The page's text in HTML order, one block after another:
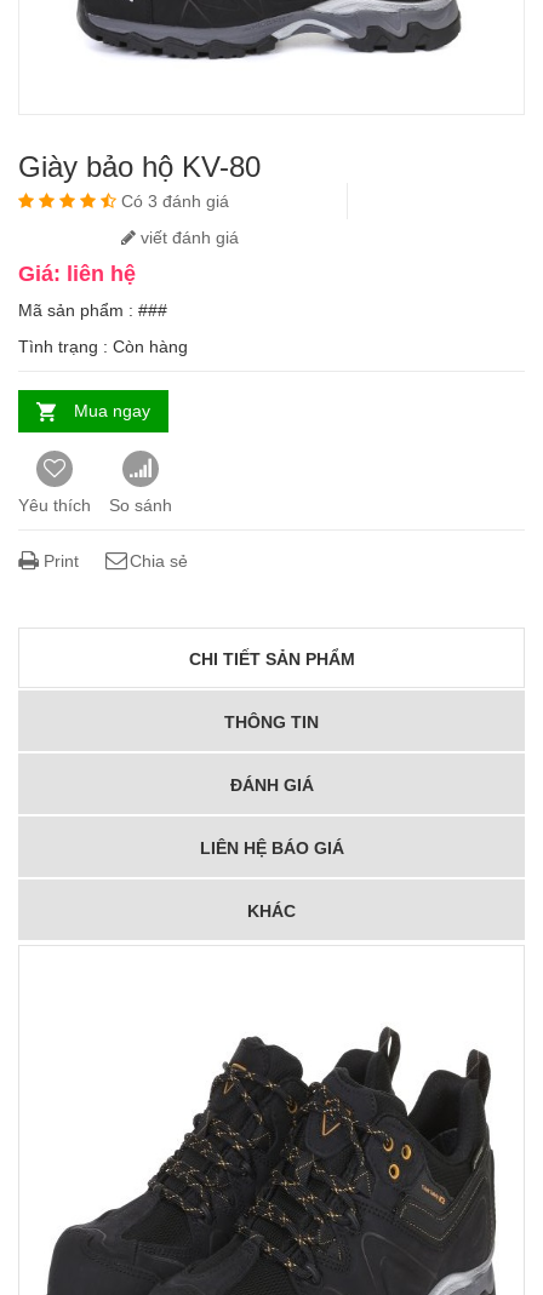
Giày bảo hộ KV-80
Có 3 đánh giá
viết đánh giá
Giá: liên hệ
Mã sản phẩm : ###
Tình trạng : Còn hàng
Mua ngay
Yêu thích So sánh
Print Chia sẻ
CHI TIẾT SẢN PHẨM
THÔNG TIN
ĐÁNH GIÁ
LIÊN HỆ BÁO GIÁ
KHÁC